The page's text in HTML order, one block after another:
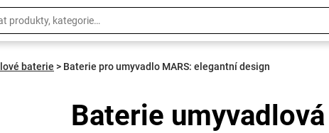
baterie > Baterie pro umyvadlo MARS: elegantní design
Baterie